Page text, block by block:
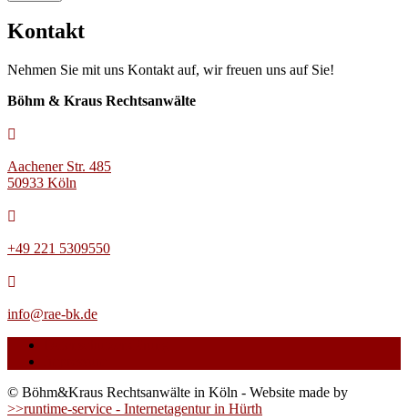
Kontakt
Nehmen Sie mit uns Kontakt auf, wir freuen uns auf Sie!
Böhm & Kraus Rechtsanwälte

Aachener Str. 485
50933 Köln

+49 221 5309550

info@rae-bk.de
© Böhm&Kraus Rechtsanwälte in Köln - Website made by
>>runtime-service - Internetagentur in Hürth